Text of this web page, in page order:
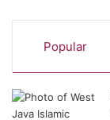
Popular